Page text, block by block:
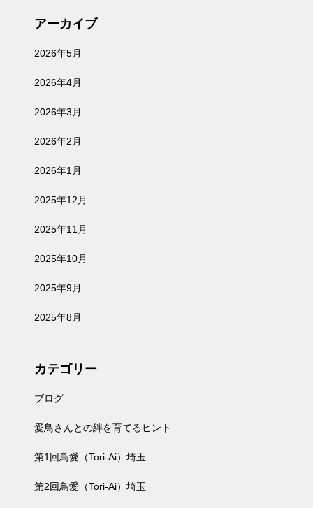
アーカイブ
2026年5月
2026年4月
2026年3月
2026年2月
2026年1月
2025年12月
2025年11月
2025年10月
2025年9月
2025年8月
カテゴリー
ブログ
愛鳥さんとの絆を育てるヒント
第1回鳥愛（Tori-Ai）埼玉
第2回鳥愛（Tori-Ai）埼玉